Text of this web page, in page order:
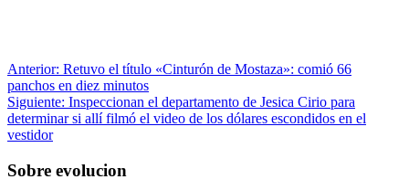
Anterior: Retuvo el título «Cinturón de Mostaza»: comió 66
panchos en diez minutos
Siguiente: Inspeccionan el departamento de Jesica Cirio para
determinar si allí filmó el video de los dólares escondidos en el
vestidor
Sobre evolucion